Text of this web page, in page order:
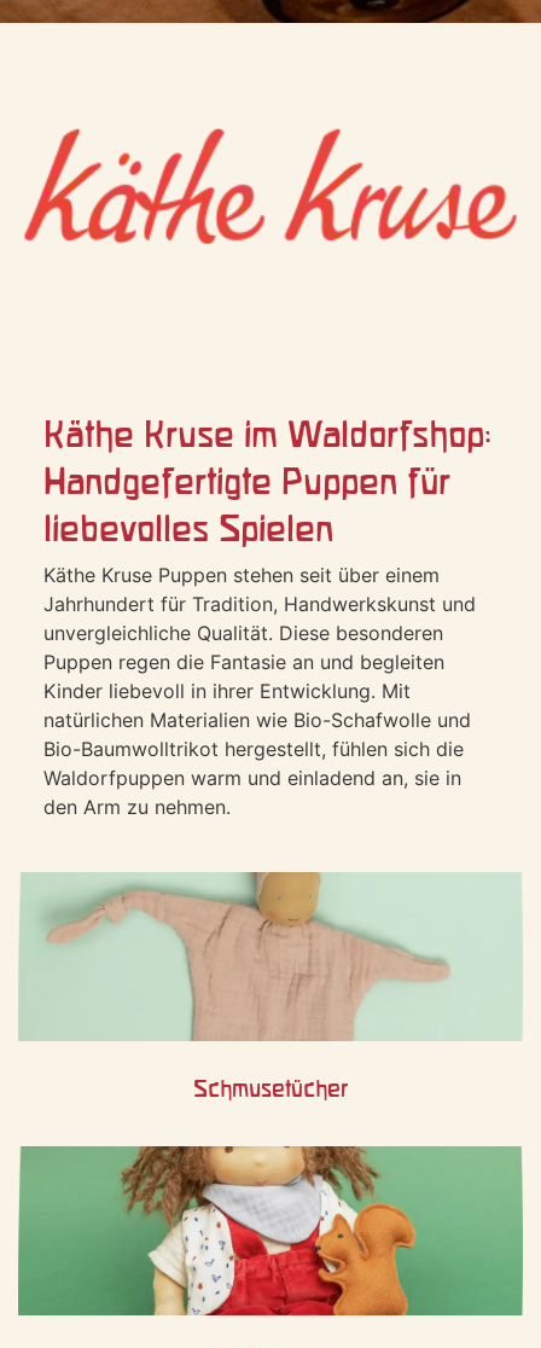
Käthe Kruse im Waldorfshop:
Handgefertigte Puppen für
liebevolles Spielen
Käthe Kruse Puppen stehen seit über einem
Jahrhundert für Tradition, Handwerkskunst und
unvergleichliche Qualität. Diese besonderen
Puppen regen die Fantasie an und begleiten
Kinder liebevoll in ihrer Entwicklung. Mit
natürlichen Materialien wie Bio-Schafwolle und
Bio-Baumwolltrikot hergestellt, fühlen sich die
Waldorfpuppen warm und einladend an, sie in
den Arm zu nehmen.
Schmusetücher